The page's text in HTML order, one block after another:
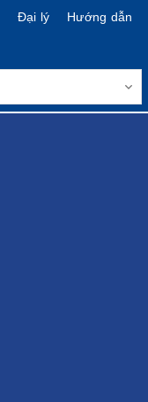
Đại lý
Hướng dẫn